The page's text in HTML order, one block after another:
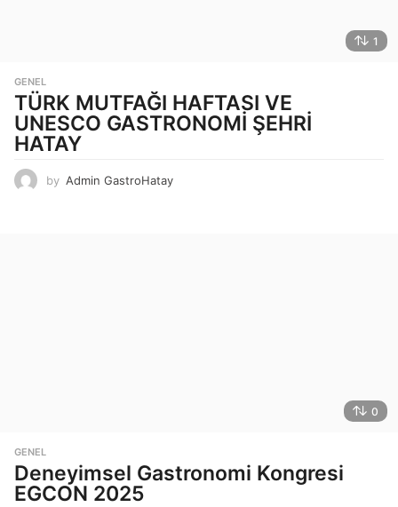
1
GENEL
TÜRK MUTFAĞI HAFTASI VE
UNESCO GASTRONOMİ ŞEHRİ
HATAY
by Admin GastroHatay
0
GENEL
Deneyimsel Gastronomi Kongresi
EGCON 2025